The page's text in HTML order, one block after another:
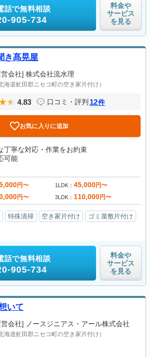
話で無料相談
905-734
料金や
サービス
を見る
き髙晃屋
会社] 株式会社流水理
北海道虻田郡ニセコ町の空き家片付け）
4.83 口コミ・評判 12件
お気に入りに追加
丁寧な対応・作業をお約束
可能
円〜 1LDK 45,000円〜
円〜 3LDK 110,000円〜
特殊清掃 空き家片付け
ゴミ屋敷片付け
話で無料相談
905-734
料金や
サービス
を見る
いて
会社] ノースジニアス・アール株式会社
北海道虻田郡ニセコ町の空き家片付け）